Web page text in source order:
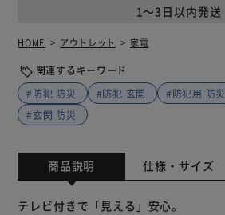
1～3日以内発送
HOME アウトレット 家電
関連するキーワード
#防犯 防災
#防犯 玄関 #防犯用 防災
#玄関 防災
商品説明 仕様・サイズ
テレビ付きで「見える」安心。